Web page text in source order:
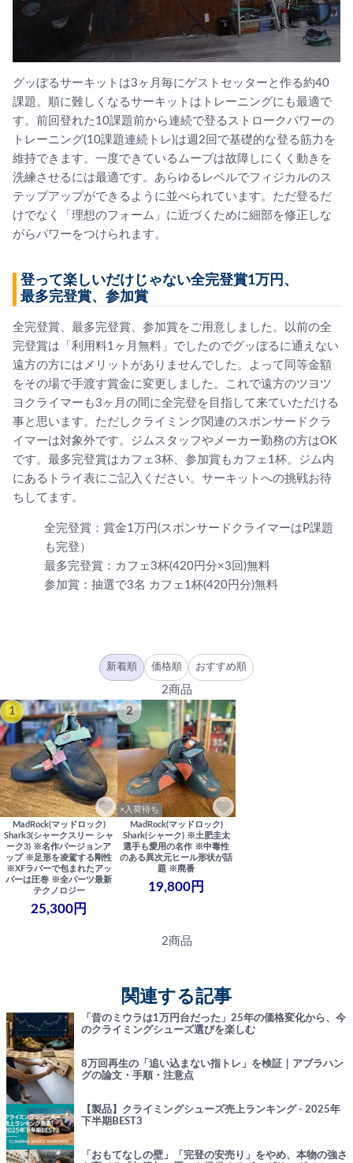
グッぼるサーキットは3ヶ月毎にゲストセッターと作る約40
課題。順に難しくなるサーキットはトレーニングにも最適で
す。前回登れた10課題前から連続で登るストロークパワーの
トレーニング(10課題連続トレ)は週2回で基礎的な登る筋力を
維持できます。一度できているムーブは故障しにくく動きを
洗練させるには最適です。あらゆるレベルでフィジカルのス
テップアップができるように並べられています。ただ登るだ
けでなく「理想のフォーム」に近づくために細部を修正しな
がらパワーをつけられます。
登って楽しいだけじゃない全完登賞1万円、
最多完登賞、参加賞
全完登賞、最多完登賞、参加賞をご用意しました。以前の全
完登賞は「利用料1ヶ月無料」でしたのでグッぼるに通えない
遠方の方にはメリットがありませんでした。よって同等金額
をその場で手渡す賞金に変更しました。これで遠方のツヨツ
ヨクライマーも3ヶ月の間に全完登を目指して来ていただける
事と思います。ただしクライミング関連のスポンサードクラ
イマーは対象外です。ジムスタッフやメーカー勤務の方はOK
です。最多完登賞はカフェ3杯、参加賞もカフェ1杯。ジム内
にあるトライ表にご記入ください。サーキットへの挑戦お待
ちしてます。
全完登賞：賞金1万円(スポンサードクライマーはP課題
も完登）
最多完登賞：カフェ3杯(420円分×3回)無料
参加賞：抽選で3名 カフェ1杯(420円分)無料
新着順 価格順 おすすめ順
2商品
1
MadRock(マッドロック)
Shark3(シャークスリー シャ
ーク3) ※名作バージョンア
ップ ※足形を凌駕する剛性
※XFラバーで包まれたアッ
パーは圧巻 ※全パーツ最新
テクノロジー
25,300円
2
×入荷待ち
MadRock(マッドロック)
Shark(シャーク) ※土肥圭太
選手も愛用の名作 ※中毒性
のある異次元ヒール形状が話
題 ※廃番
19,800円
2商品
関連する記事
「昔のミウラは1万円台だった」25年の価格変化から、今
のクライミングシューズ選びを楽しむ
8万回再生の「追い込まない指トレ」を検証｜アブラハン
グの論文・手順・注意点
【製品】クライミングシューズ売上ランキング - 2025年
下半期BEST3
「おもてなしの壁」「完登の安売り」をやめ、本物の強さ